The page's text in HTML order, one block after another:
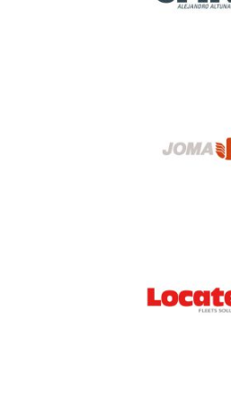
Joma
Locatel